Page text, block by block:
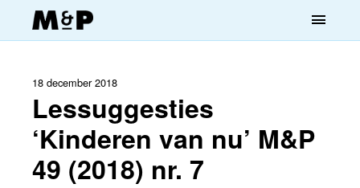
menu
18 december 2018
Lessuggesties
‘Kinderen van nu’ M&P
49 (2018) nr. 7